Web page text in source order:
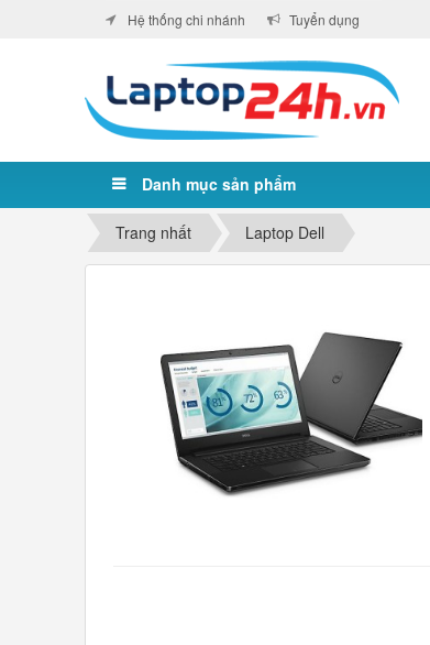
Danh mục sản phẩm
Hệ thống chi nhánh Tuyển dụng
Trang nhất Laptop Dell